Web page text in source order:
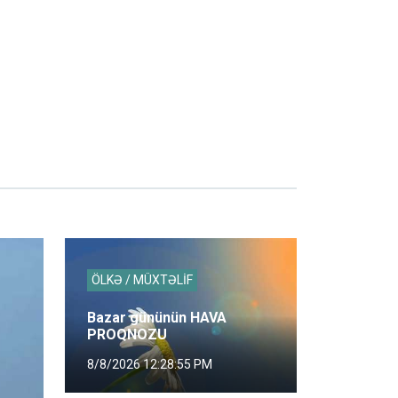
ÖLKƏ / MÜXTƏLİF
Bazar gününün HAVA
PROQNOZU
8/8/2026 12:28:55 PM